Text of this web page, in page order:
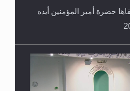
حضرة أمير المؤمنين أيده